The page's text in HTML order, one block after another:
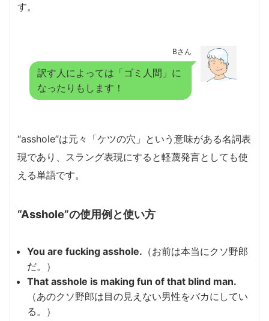
す。
Bさん
訳す人によっては「ゴミ人間」に
なったりもします！
“asshole”は元々「ケツの穴」という意味がある名詞表
現であり、スラング表現にすると軽蔑発言としても使
える単語です。
“Asshole”の使用例と使い方
You are fucking asshole. （お前は本当にクソ野郎
だ。）
That asshole is making fun of that blind man.
（あのクソ野郎は目の見えない男性をバカにしてい
る。）